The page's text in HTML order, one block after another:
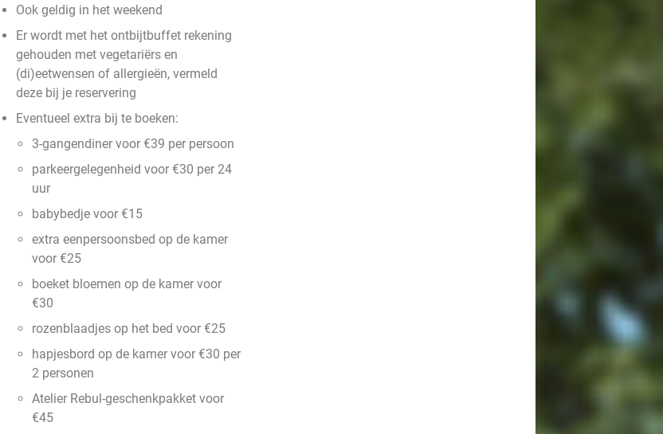
Ook geldig in het weekend
Er wordt met het ontbijtbuffet rekening
gehouden met vegetariërs en
(di)eetwensen of allergieën, vermeld
deze bij je reservering
Eventueel extra bij te boeken:
3-gangendiner voor €39 per persoon
parkeergelegenheid voor €30 per 24
uur
babybedje voor €15
extra eenpersoonsbed op de kamer
voor €25
boeket bloemen op de kamer voor
€30
rozenblaadjes op het bed voor €25
hapjesbord op de kamer voor €30 per
2 personen
Atelier Rebul-geschenkpakket voor
€45